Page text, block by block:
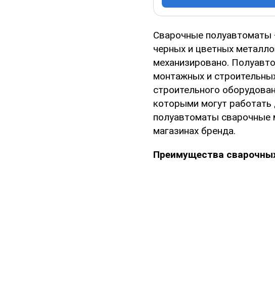
Сварочные полуавтоматы
черных и цветных
механизировано.
монтажных и
строительного
которыми могут
полуавтоматы
магазинах бренда.
Преимущества